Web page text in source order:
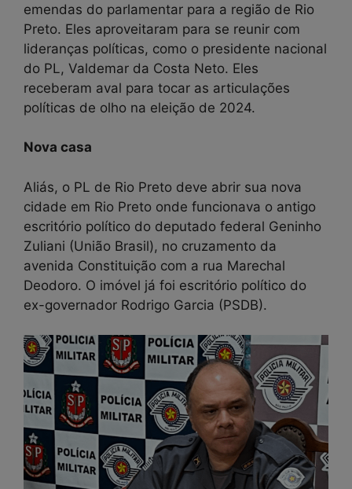
emendas do parlamentar para a região de Rio
Preto. Eles aproveitaram para se reunir com
lideranças políticas, como o presidente nacional
do PL, Valdemar da Costa Neto. Eles
receberam aval para tocar as articulações
políticas de olho na eleição de 2024.
Nova casa
Aliás, o PL de Rio Preto deve abrir sua nova
cidade em Rio Preto onde funcionava o antigo
escritório político do deputado federal Geninho
Zuliani (União Brasil), no cruzamento da
avenida Constituição com a rua Marechal
Deodoro. O imóvel já foi escritório político do
ex-governador Rodrigo Garcia (PSDB).